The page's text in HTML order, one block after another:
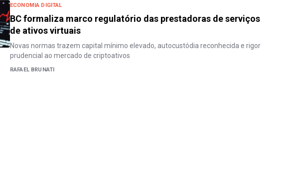
ECONOMIA DIGITAL
BC formaliza marco regulatório das prestadoras de serviços
de ativos virtuais
Novas normas trazem capital mínimo elevado, autocustódia reconhecida e rigor
prudencial ao mercado de criptoativos
RAFAEL BRUNATI